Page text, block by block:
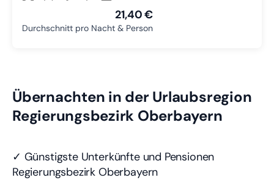
21,40 €
Durchschnitt pro Nacht & Person
Übernachten in der Urlaubsregion
Regierungsbezirk Oberbayern
✓ Günstigste Unterkünfte und Pensionen
Regierungsbezirk Oberbayern